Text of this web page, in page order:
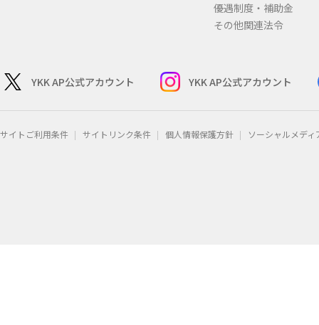
優遇制度・補助金
その他関連法令
YKK AP公式アカウント YKK AP公式アカウント
サイトご利用条件 サイトリンク条件 個人情報保護方針 ソーシャルメデ